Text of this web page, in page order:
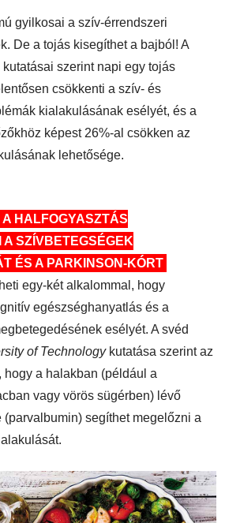
gyilkosai a szív-érrendszeri
De a tojás kisegíthet a bajból! A
kutatásai szerint napi egy tojás
csökkenti a szív- és
kialakulásának esélyét, és a
képest 26%-al csökken az
lehetősége.
A HALFOGYASZTÁS
A SZÍVBETEGSÉGEK
ÉS A PARKINSON-KÓRT
egy-két alkalommal, hogy
egészséghanyatlás és a
esélyét. A svéd
of Technologykutatása szerint az
hogy a halakban (például a
vagy vörös sügérben) lévő
segíthet megelőzni a